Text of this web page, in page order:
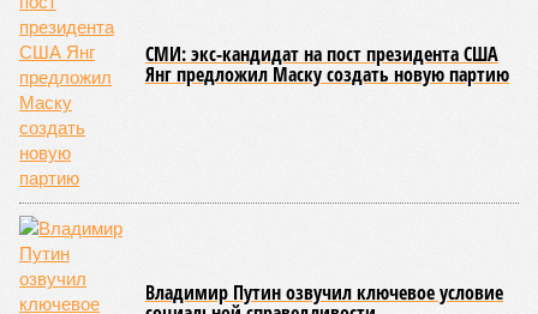
В нескольких станциях от уже сданного «Сказочного леса» пайщики ЖК
«Станция Л» продолжают ждать от компании Capital Group начала
реальной достройки (изображение сгенерировано ИИ)
Пока в Ярославском районе СВАО дольщики «Сказочного леса»
уже получают ключи – в мае 2026 года были получены
заключение о соответствии проектной документации и
разрешение на ввод жилищного комплекса в эксплуатацию –
совсем недалеко, в паре станций метро южнее, на Люблинской
улице, картина, можно сказать, прямо противоположная.